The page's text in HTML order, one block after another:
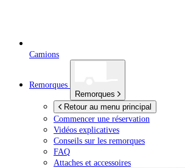
Camions
Remorques
Remorques
Retour au menu principal
Commencer une réservation
Vidéos explicatives
Conseils sur les remorques
FAQ
Attaches et accessoires